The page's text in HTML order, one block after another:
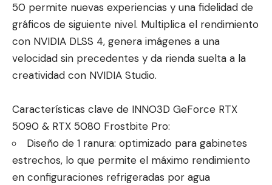
50 permite nuevas experiencias y una fidelidad de
gráficos de siguiente nivel. Multiplica el rendimiento
con NVIDIA DLSS 4, genera imágenes a una
velocidad sin precedentes y da rienda suelta a la
creatividad con NVIDIA Studio.
Características clave de INNO3D GeForce RTX
5090 & RTX 5080 Frostbite Pro:
Diseño de 1 ranura: optimizado para gabinetes
estrechos, lo que permite el máximo rendimiento
en configuraciones refrigeradas por agua